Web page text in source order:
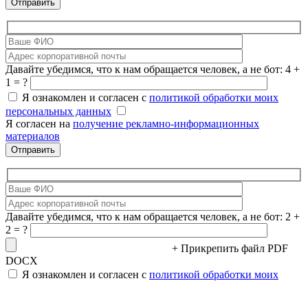
Давайте убедимся, что к нам обращается человек, а не бот: 4 +
1 = ?
Я ознакомлен и согласен с политикой обработки моих
персональных данных
Я согласен на получение рекламно-информационных
материалов
Давайте убедимся, что к нам обращается человек, а не бот: 2 +
2 = ?
+ Прикрепить файл PDF
DOCX
Я ознакомлен и согласен с политикой обработки моих